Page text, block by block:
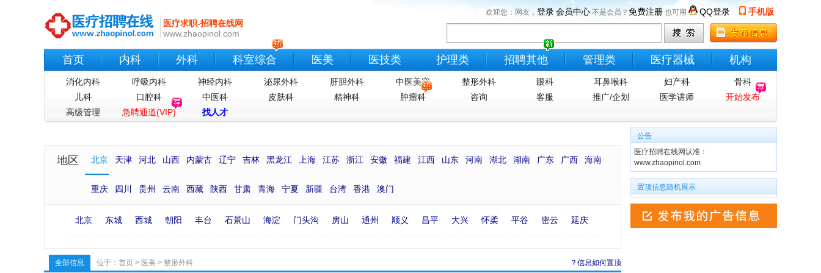
医疗求职-招聘在线网
www.zhaopinol.com
欢迎您：网友， 登录会员中心 不是会员？ 免费注册 也可用 QQ登录 手机版
首页 内科 外科 科室综合 医美 医技类 护理类 招聘其他 管理类 医疗器械 机构
消化内科 呼吸内科 神经内科 泌尿外科 肝胆外科 中医美容 整形外科 眼科 耳鼻喉科 妇产科
骨科
儿科
口腔科 中医科 皮肤科 精神科 肿瘤科 咨询 客服 推广/企划 医学讲师
开始发布
高级管理
急聘通道(VIP) 找人才
地区 北京 天津 河北 山西 内蒙古 辽宁 吉林 黑龙江 上海 江苏 浙江 安徽 福建 江西 山东 河南 湖北 湖南 广东 广西 海南
重庆 四川 贵州 云南 西藏 陕西 甘肃 青海 宁夏 新疆 台湾 香港 澳门
北京 东城 西城 朝阳 丰台 石景山 海淀 门头沟 房山 通州 顺义 昌平 大兴 怀柔 平谷 密云 延庆
全部信息 位于： 首页 > 医美 > 整形外科 ？信息如何置顶
公告
医疗招聘在线网认准：
www.zhaopinol.com
置顶信息随机展示